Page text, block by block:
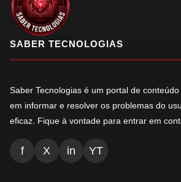
SABER TECNOLOGIAS
Saber Tecnologias é um portal de
em informar e resolver os problemas do
eficaz. Fique à vontade para entrar em
f X in YT